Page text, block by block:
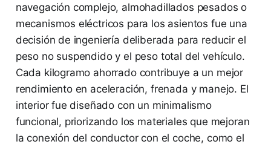
navegación complejo, almohadillados pesados o
mecanismos eléctricos para los asientos fue una
decisión de ingeniería deliberada para reducir el
peso no suspendido y el peso total del vehículo.
Cada kilogramo ahorrado contribuye a un mejor
rendimiento en aceleración, frenada y manejo. El
interior fue diseñado con un minimalismo
funcional, priorizando los materiales que mejoran
la conexión del conductor con el coche, como el